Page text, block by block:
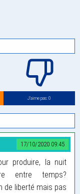
J’aime pas: 0
17/10/2020 09:45
produire, la nuit
entre temps?
de liberté mais pas